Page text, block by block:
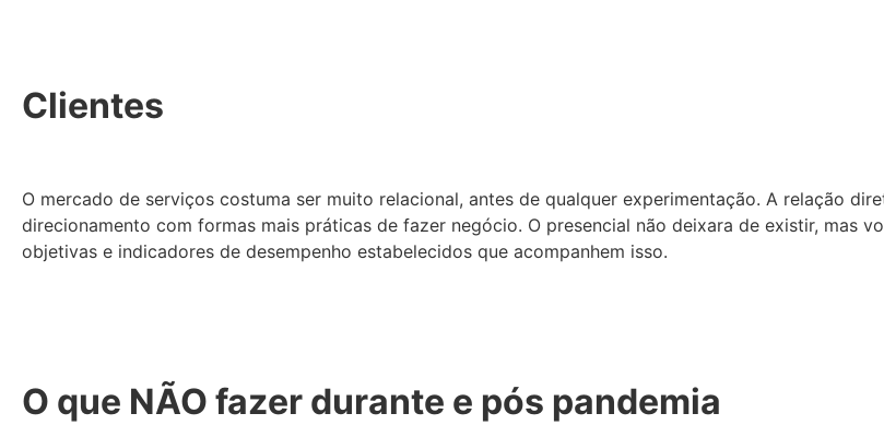
Clientes
O mercado de serviços costuma ser muito relacional, antes de qualquer experimentação. A relação
direcionamento com formas mais práticas de fazer negócio. O presencial não deixara de existir, mas
objetivas e indicadores de desempenho estabelecidos que acompanhem isso.
O que NÃO fazer durante e pós pandemia